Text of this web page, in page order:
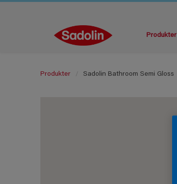
Produkter
Produkter Sadolin Bathroom Semi Gloss